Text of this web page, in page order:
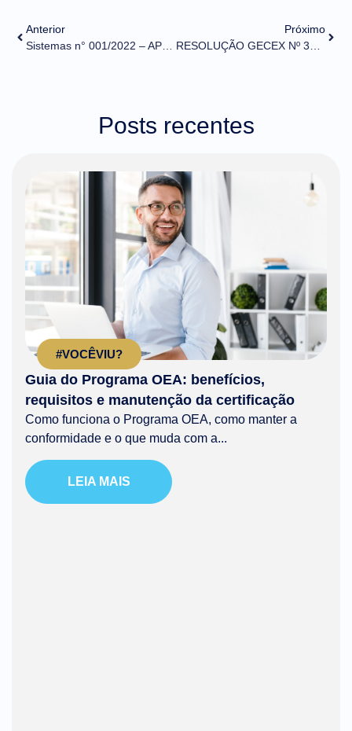
Anterior
Sistemas n° 001/2022 – API Módulo Recintos
Próximo
Posts recentes
#VOCÊVIU?
Guia do Programa OEA: benefícios,
requisitos e manutenção da certificação
Como funciona o Programa OEA, como manter a
conformidade e o que muda com a...
LEIA MAIS